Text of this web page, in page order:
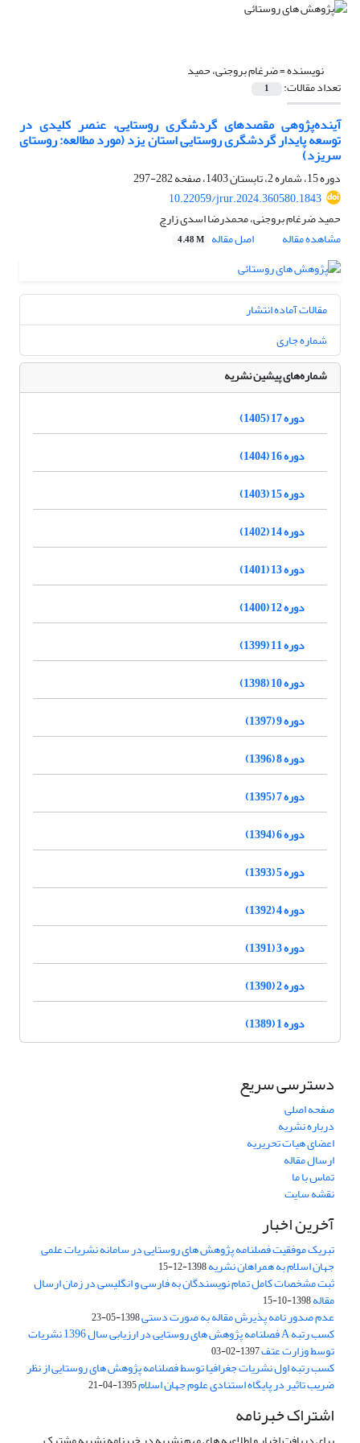
نویسنده =ضرغام بروجنی، حمید
تعداد مقالات: 1
آینده‌پژوهی مقصدهای گردشگری روستایی، عنصر کلیدی در
توسعه پایدار گردشگری روستایی استان یزد (مورد مطالعه: روستای
سریزد)
دوره 15، شماره 2، تابستان 1403، صفحه
282-297
10.22059/jrur.2024.360580.1843
حمید ضرغام بروجنی، محمدرضا اسدی زارچ
مشاهده مقاله
اصل مقاله 4.48 M
مقالات آماده انتشار
شماره جاری
شماره‌های پیشین نشریه
دوره 17 (1405)
دوره 16 (1404)
دوره 15 (1403)
دوره 14 (1402)
دوره 13 (1401)
دوره 12 (1400)
دوره 11 (1399)
دوره 10 (1398)
دوره 9 (1397)
دوره 8 (1396)
دوره 7 (1395)
دوره 6 (1394)
دوره 5 (1393)
دوره 4 (1392)
دوره 3 (1391)
دوره 2 (1390)
دوره 1 (1389)
دسترسی سریع
صفحه اصلی
درباره نشریه
اعضای هیات تحریریه
ارسال مقاله
تماس با ما
نقشه سایت
آخرین اخبار
تبریک موفقیت فصلنامه پژوهش های روستایی در سامانه نشریات علمی
جهان اسلام به همراهان نشریه1398-12-15
ثبت مشخصات کامل تمام نویسندگان به فارسی و انگلیسی در زمان ارسال
مقاله1398-10-15
عدم صدور نامه پذیرش مقاله به صورت دستی1398-05-23
کسب رتبه A فصلنامه پژوهش های روستایی در ارزیابی سال 1396 نشریات
توسط وزارت عتف1397-02-03
کسب رتبه اول نشریات جغرافیا توسط فصلنامه پژوهش های روستایی از نظر
ضریب تاثیر در پایگاه استنادی علوم جهان اسلام1395-04-21
اشتراک خبرنامه